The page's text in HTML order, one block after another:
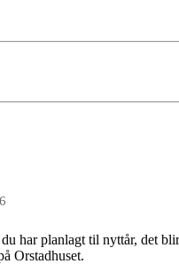
har planlagt til nyttår, det blir
Orstadhuset.